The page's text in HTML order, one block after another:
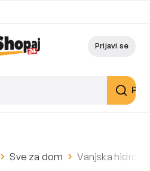
Prijavi se
Sve za dom Vanjska